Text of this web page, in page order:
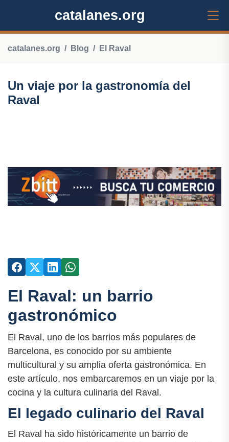
catalanes.org
catalanes.org Blog El Raval
Un viaje por la gastronomía del
Raval
El Raval: un barrio
gastronómico
El Raval, uno de los barrios más populares de
Barcelona, es conocido por su ambiente
multicultural y su amplia oferta gastronómica. En
este artículo, nos embarcaremos en un viaje por la
cocina y la cultura culinaria del Raval.
El legado culinario del Raval
El Raval ha sido históricamente un barrio de